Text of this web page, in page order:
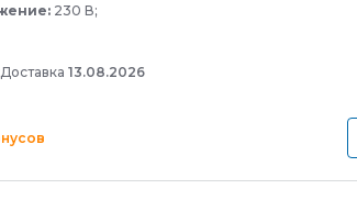
230 В;
Доставка 13.08.2026